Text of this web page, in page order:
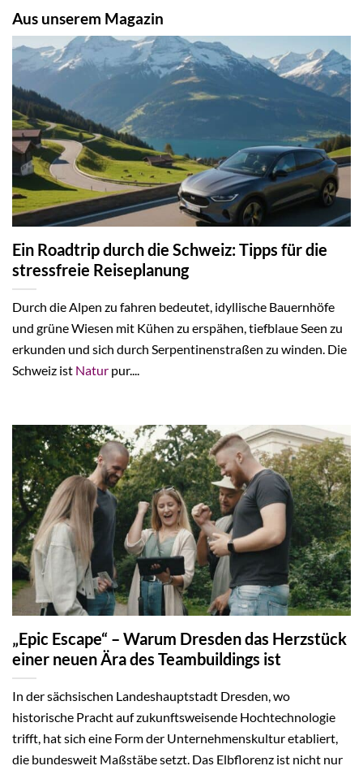
Aus unserem Magazin
Ein Roadtrip durch die Schweiz: Tipps für die
stressfreie Reiseplanung
Durch die Alpen zu fahren bedeutet, idyllische Bauernhöfe
und grüne Wiesen mit Kühen zu erspähen, tiefblaue Seen zu
erkunden und sich durch Serpentinenstraßen zu winden. Die
Schweiz ist Natur pur....
„Epic Escape“ – Warum Dresden das Herzstück
einer neuen Ära des Teambuildings ist
In der sächsischen Landeshauptstadt Dresden, wo
historische Pracht auf zukunftsweisende Hochtechnologie
trifft, hat sich eine Form der Unternehmenskultur etabliert,
die bundesweit Maßstäbe setzt. Das Elbflorenz ist nicht nur